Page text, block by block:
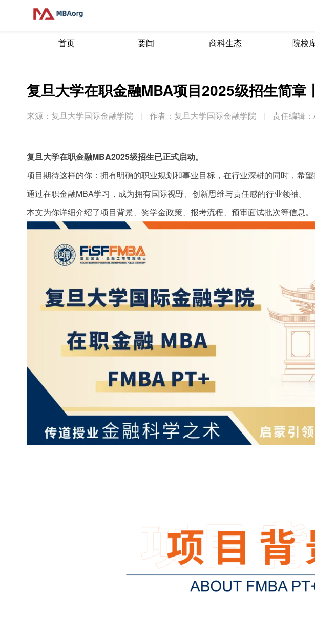
首页 要闻 商科生态 院校
复旦大学在职金融MBA项目2025级招生简章
来源：复旦大学国际金融学院 作者：复旦大学国际金融学院 责任编辑
复旦大学在职金融MBA2025级招生已正式启动。
项目期待这样的你：拥有明确的职业规划和事业目标，在行业深耕的同时，希
通过在职金融MBA学习，成为拥有国际视野、创新思维与责任感的行业领袖。
本文为你详细介绍了项目背景、奖学金政策、报考流程、预审面试批次等信息。